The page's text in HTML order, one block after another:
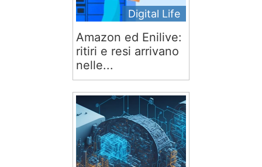
Digital Life
Amazon ed Enilive:
ritiri e resi arrivano
nelle...